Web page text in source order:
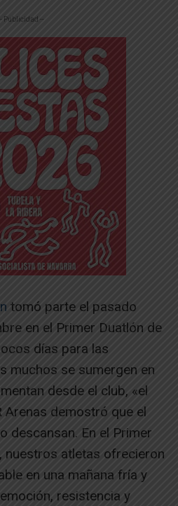
Publicidad --
tomó parte el pasado
en el Primer Duatlón de
días para las
muchos se sumergen en
desde el club, «el
Arenas demostró que el
descansan. En el Primer
nuestros atletas ofrecieron
en una mañana fría y
resistencia y